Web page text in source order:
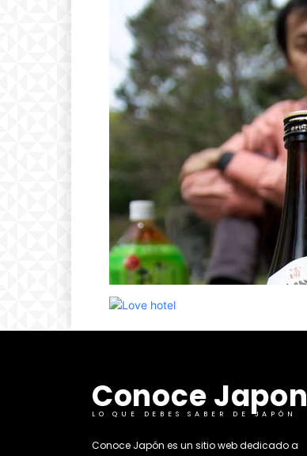
Conoce Japon
LO QUE DEBES SABER DE JAPÓN
​Conoce Japón es un sitio web dedicado a